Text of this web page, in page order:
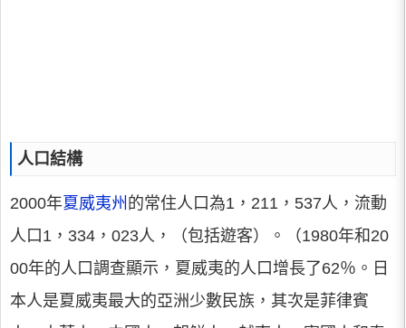
人口結構
2000年夏威夷州 的常住人口為1，211，537人，流動
人口1，334，023人，（包括遊客）。（1980年和20
00年的人口調查顯示，夏威夷的人口增長了62％。日
本人是夏威夷最大的亞洲少數民族，其次是菲律賓